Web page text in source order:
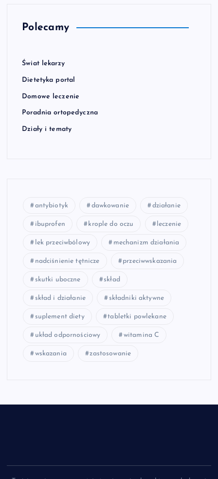
Polecamy
Świat lekarzy
Dietetyka portal
Domowe leczenie
Poradnia ortopedyczna
Działy i tematy
antybiotyk dawkowanie działanie
ibuprofen krople do oczu leczenie
lek przeciwbólowy mechanizm działania
nadciśnienie tętnicze przeciwwskazania
skutki uboczne skład
skład i działanie składniki aktywne
suplement diety tabletki powlekane
układ odpornościowy witamina C
wskazania zastosowanie